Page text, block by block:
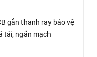
gắn thanh ray bảo vệ
tải, ngắn mạch